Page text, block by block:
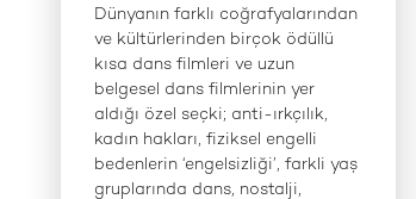
Dünyanın farklı coğrafyalarından
ve kültürlerinden birçok ödüllü
kısa dans filmleri ve uzun
belgesel dans filmlerinin yer
aldığı özel seçki; anti-ırkçılık,
kadın hakları, fiziksel engelli
bedenlerin ‘engelsizliği’, farkli yaş
gruplarında dans, nostalji,